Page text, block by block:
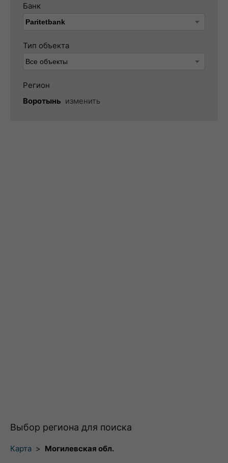
Банк
Тип объекта
Регион
Воротынь изменить
Выбор региона для поиска
Карта > Могилевская обл.